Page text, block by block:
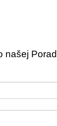
našej